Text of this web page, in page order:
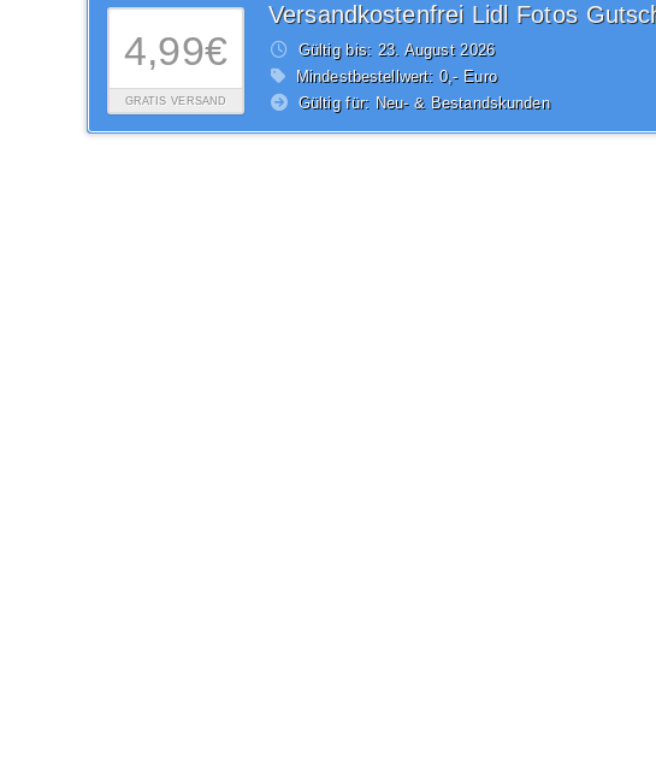
4,99€
GRATIS VERSAND
Versandkostenfrei Lidl Fotos
Gültig bis: 23. August2026
Mindestbestellwert: 0,- Euro
Gültig für: Neu- & Bestandskunden